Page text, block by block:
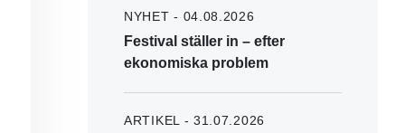
NYHET - 04.08.2026
Festival ställer in – efter
ekonomiska problem
ARTIKEL - 31.07.2026